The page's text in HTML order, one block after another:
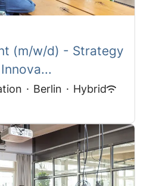
(m/w/d) - Strategy
· Berlin · Hybrid